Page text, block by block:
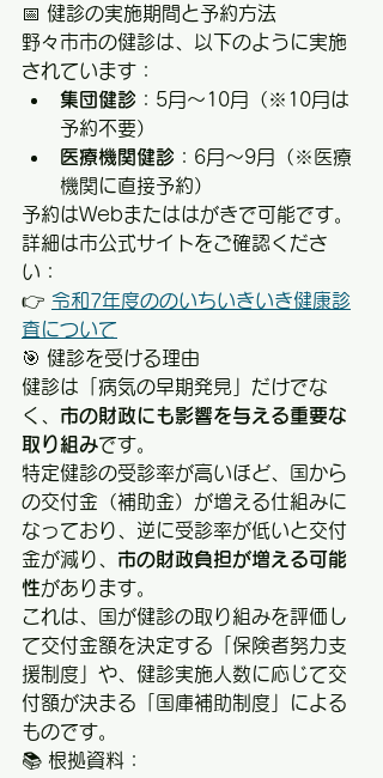
📅 健診の実施期間と予約方法
野々市市の健診は、以下のように実施
されています：
集団健診 ：5月〜10月（※10月は
予約不要）
医療機関健診 ：6月〜9月（※医療
機関に直接予約）
予約はWebまたははがきで可能です。
詳細は市公式サイトをご確認くださ
い：
👉 令和7年度ののいちいきいき健康診
査について
🎯 健診を受ける理由
健診は「病気の早期発見」だけでな
く、 市の財政にも影響を与える重要な
取り組みです。
特定健診の受診率が高いほど、国から
の交付金（補助金）が増える仕組みに
なっており、逆に受診率が低いと交付
金が減り、 市の財政負担が増える可能
性があります。
これは、国が健診の取り組みを評価し
て交付金額を決定する「保険者努力支
援制度」や、健診実施人数に応じて交
付額が決まる「国庫補助制度」による
ものです。
📚 根拠資料：